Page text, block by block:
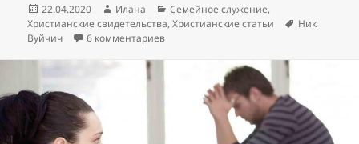
Опубликовано
22.04.2020 Автор
Илана Рубрики
Семейное служение,
Христианские свидетельства,Христианские статьи Метки
Ник
Вуйчич
6 комментариевк записи Дела сердечные